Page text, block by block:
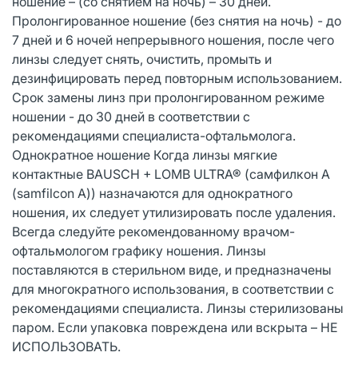
Пролонгированное ношение (без снятия на ночь) - до
7 дней и 6 ночей непрерывного ношения, после чего
линзы следует снять, очистить, промыть и
дезинфицировать перед повторным использованием.
Срок замены линз при пролонгированном режиме
ношении - до 30 дней в соответствии с
рекомендациями специалиста-офтальмолога.
Однократное ношение Когда линзы мягкие
контактные BAUSCH + LOMB ULTRA® (самфилкон А
(samfilcon A)) назначаются для однократного
ношения, их следует утилизировать после удаления.
Всегда следуйте рекомендованному врачом-
офтальмологом графику ношения. Линзы
поставляются в стерильном виде, и предназначены
для многократного использования, в соответствии с
рекомендациями специалиста. Линзы стерилизованы
паром. Если упаковка повреждена или вскрыта – НЕ
ИСПОЛЬЗОВАТЬ.